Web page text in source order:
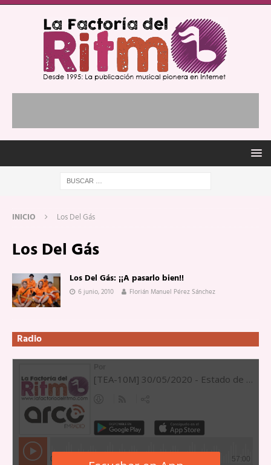
INICIO Los Del Gás
Los Del Gás
Los Del Gás: ¡¡A pasarlo bien!!
6 junio, 2010 Florián Manuel Pérez Sánchez
Radio